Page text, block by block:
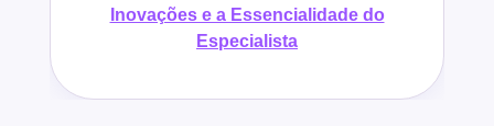
Inovações e a Essencialidade do
Especialista